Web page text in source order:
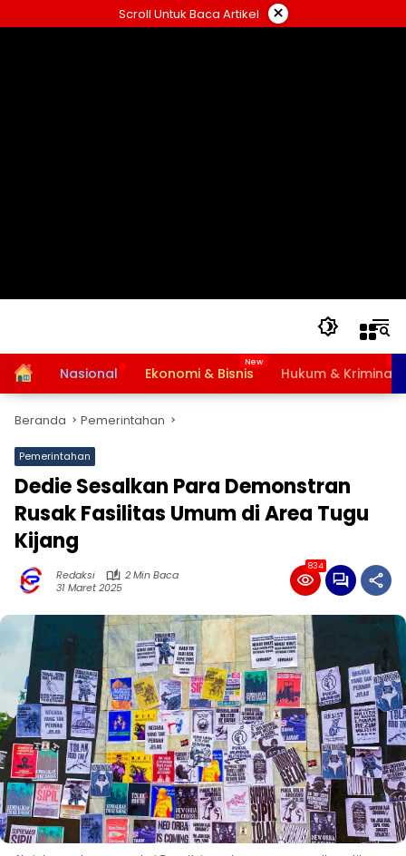
ke
Scroll Untuk Baca Artikel ×
HomeNasional Ekonomi & Bisnis Hukum & Kriminal
Beranda Pemerintahan
Pemerintahan
Dedie Sesalkan Para Demonstran
Rusak Fasilitas Umum di Area Tugu
Kijang
Redaksi
2 Min Baca
31 Maret 2025
834